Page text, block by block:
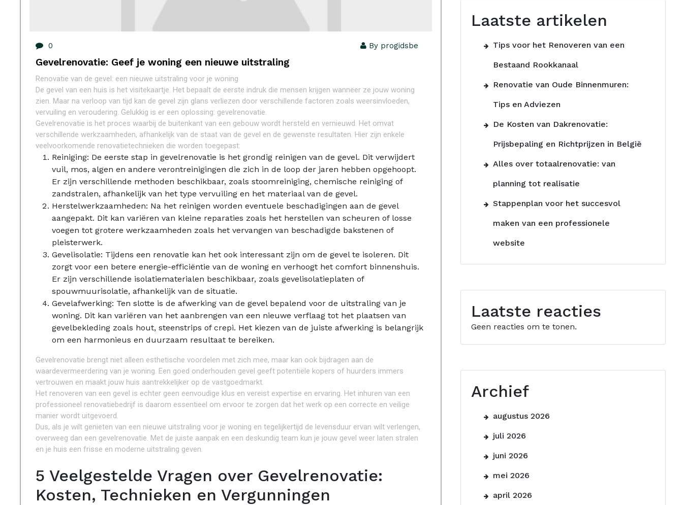
0 By progidsbe
Gevelrenovatie: Geef je woning een nieuwe uitstraling
Renovatie van de gevel: een nieuwe uitstraling voor je woning
De gevel van een huis is het visitekaartje. Het bepaalt de eerste indruk die mensen krijgen wanneer ze jouw woning
zien. Maar na verloop van tijd kan de gevel zijn glans verliezen door verschillende factoren zoals weersinvloeden,
vervuiling en veroudering. Gelukkig is er een oplossing: gevelrenovatie.
Gevelrenovatie is het proces waarbij de buitenkant van een gebouw wordt hersteld en vernieuwd. Het omvat
verschillende werkzaamheden, afhankelijk van de staat van de gevel en de gewenste resultaten. Hier zijn enkele
veelvoorkomende renovatietechnieken die worden toegepast:
Reiniging: De eerste stap in gevelrenovatie is het grondig reinigen van de gevel. Dit verwijdert
vuil, mos, algen en andere verontreinigingen die zich in de loop der jaren hebben opgehoopt.
Er zijn verschillende methoden beschikbaar, zoals stoomreiniging, chemische reiniging of
zandstralen, afhankelijk van het type vervuiling en het materiaal van de gevel.
Herstelwerkzaamheden: Na het reinigen worden eventuele beschadigingen aan de gevel
aangepakt. Dit kan variëren van kleine reparaties zoals het herstellen van scheuren of losse
voegen tot grotere werkzaamheden zoals het vervangen van beschadigde bakstenen of
pleisterwerk.
Gevelisolatie: Tijdens een renovatie kan het ook interessant zijn om de gevel te isoleren. Dit
zorgt voor een betere energie-efficiëntie van de woning en verhoogt het comfort binnenshuis.
Er zijn verschillende isolatiematerialen beschikbaar, zoals gevelisolatieplaten of
spouwmuurisolatie, afhankelijk van de situatie.
Gevelafwerking: Ten slotte is de afwerking van de gevel bepalend voor de uitstraling van je
woning. Dit kan variëren van het aanbrengen van een nieuwe verflaag tot het plaatsen van
gevelbekleding zoals hout, steenstrips of crepi. Het kiezen van de juiste afwerking is belangrijk
om een harmonieus en duurzaam resultaat te bereiken.
Gevelrenovatie brengt niet alleen esthetische voordelen met zich mee, maar kan ook bijdragen aan de
waardevermeerdering van je woning. Een goed onderhouden gevel geeft potentiële kopers of huurders immers
vertrouwen en maakt jouw huis aantrekkelijker op de vastgoedmarkt.
Het renoveren van een gevel is echter geen eenvoudige klus en vereist expertise en ervaring. Het inhuren van een
professioneel renovatiebedrijf is daarom essentieel om ervoor te zorgen dat het werk op een correcte en veilige
manier wordt uitgevoerd.
Dus, als je wilt genieten van een nieuwe uitstraling voor je woning en tegelijkertijd de levensduur ervan wilt verlengen,
overweeg dan een gevelrenovatie. Met de juiste aanpak en een deskundig team kun je jouw gevel weer laten stralen
en je huis een frisse en moderne uitstraling geven.
5 Veelgestelde Vragen over Gevelrenovatie:
Kosten, Technieken en Vergunningen
Laatste artikelen
Tips voor het Renoveren van een
Bestaand Rookkanaal
Renovatie van Oude Binnenmuren:
Tips en Adviezen
De Kosten van Dakrenovatie:
Prijsbepaling en Richtprijzen in België
Alles over totaalrenovatie: van
planning tot realisatie
Stappenplan voor het succesvol
maken van een professionele
website
Laatste reacties
Geen reacties om te tonen.
Archief
augustus 2026
juli 2026
juni 2026
mei 2026
april 2026